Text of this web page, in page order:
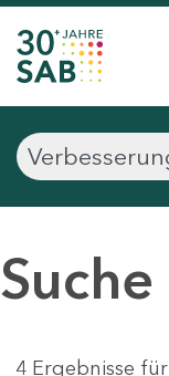
Suche
4 Ergebnisse für